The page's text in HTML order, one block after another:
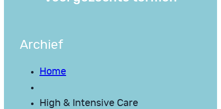
Archief
Home
High & Intensive Care